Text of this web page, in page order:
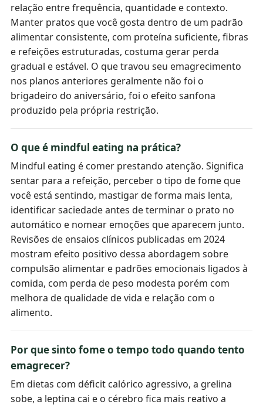
relação entre frequência, quantidade e contexto.
Manter pratos que você gosta dentro de um padrão
alimentar consistente, com proteína suficiente, fibras
e refeições estruturadas, costuma gerar perda
gradual e estável. O que travou seu emagrecimento
nos planos anteriores geralmente não foi o
brigadeiro do aniversário, foi o efeito sanfona
produzido pela própria restrição.
O que é mindful eating na prática?
Mindful eating é comer prestando atenção. Significa
sentar para a refeição, perceber o tipo de fome que
você está sentindo, mastigar de forma mais lenta,
identificar saciedade antes de terminar o prato no
automático e nomear emoções que aparecem junto.
Revisões de ensaios clínicos publicadas em 2024
mostram efeito positivo dessa abordagem sobre
compulsão alimentar e padrões emocionais ligados à
comida, com perda de peso modesta porém com
melhora de qualidade de vida e relação com o
alimento.
Por que sinto fome o tempo todo quando tento
emagrecer?
Em dietas com déficit calórico agressivo, a grelina
sobe, a leptina cai e o cérebro fica mais reativo a